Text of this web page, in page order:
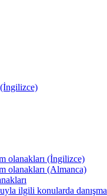
olanakları (İngilizce)
olanakları (Almanca)
ilgili konularda danışma